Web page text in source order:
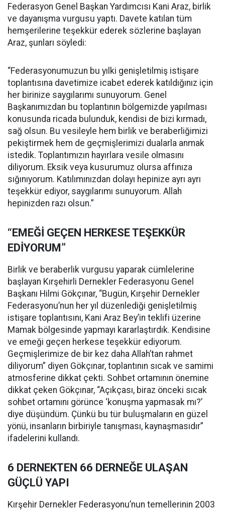
Federasyon Genel Başkan Yardımcısı Kani Araz, birlik
ve dayanışma vurgusu yaptı. Davete katılan tüm
hemşerilerine teşekkür ederek sözlerine başlayan
Araz, şunları söyledi:
“Federasyonumuzun bu yılki genişletilmiş istişare
toplantısına davetimize icabet ederek katıldığınız için
her birinize saygılarımı sunuyorum. Genel
Başkanımızdan bu toplantının bölgemizde yapılması
konusunda ricada bulunduk, kendisi de bizi kırmadı,
sağ olsun. Bu vesileyle hem birlik ve beraberliğimizi
pekiştirmek hem de geçmişlerimizi dualarla anmak
istedik. Toplantımızın hayırlara vesile olmasını
diliyorum. Eksik veya kusurumuz olursa affınıza
sığınıyorum. Katılımınızdan dolayı hepinize ayrı ayrı
teşekkür ediyor, saygılarımı sunuyorum. Allah
hepinizden razı olsun.”
“EMEĞİ GEÇEN HERKESE TEŞEKKÜR
EDİYORUM”
Birlik ve beraberlik vurgusu yaparak cümlelerine
başlayan Kırşehirli Dernekler Federasyonu Genel
Başkanı Hilmi Gökçınar, “Bugün, Kırşehir Dernekler
Federasyonu’nun her yıl düzenlediği genişletilmiş
istişare toplantısını, Kani Araz Bey’in teklifi üzerine
Mamak bölgesinde yapmayı kararlaştırdık. Kendisine
ve emeği geçen herkese teşekkür ediyorum.
Geçmişlerimize de bir kez daha Allah’tan rahmet
diliyorum” diyen Gökçınar, toplantının sıcak ve samimi
atmosferine dikkat çekti. Sohbet ortamının önemine
dikkat çeken Gökçınar, “Açıkçası, biraz önceki sıcak
sohbet ortamını görünce ‘konuşma yapmasak mı?’
diye düşündüm. Çünkü bu tür buluşmaların en güzel
yönü, insanların birbiriyle tanışması, kaynaşmasıdır”
ifadelerini kullandı.
6 DERNEKTEN 66 DERNEĞE ULAŞAN
GÜÇLÜ YAPI
Kırşehir Dernekler Federasyonu’nun temellerinin 2003